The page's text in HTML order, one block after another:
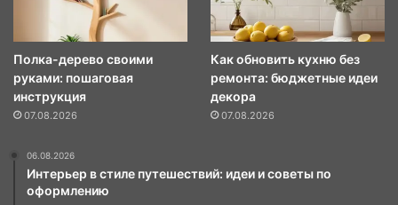
Полка-дерево своими
руками: пошаговая
инструкция
07.08.2026
Как обновить кухню без
ремонта: бюджетные идеи
декора
07.08.2026
06.08.2026
Интерьер в стиле путешествий: идеи и советы по
оформлению